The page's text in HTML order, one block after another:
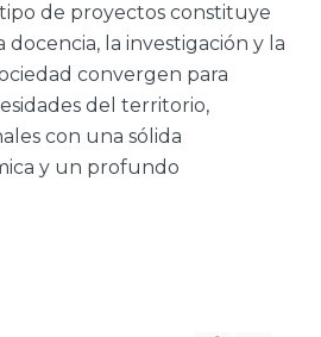
de proyectos constituye
docencia, la investigación y la
convergen para
del territorio,
con una sólida
y un profundo